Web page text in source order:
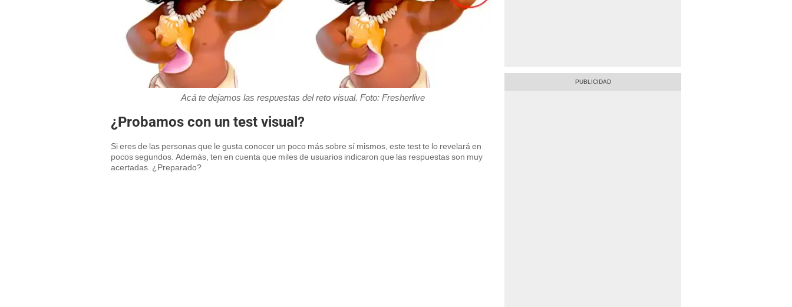
Acá te dejamos las respuestas del reto visual. Foto: Fresherlive
¿Probamos con un test visual?
Si eres de las personas que le gusta conocer un poco más sobre sí mismos, este test te lo revelará en
pocos segundos. Además, ten en cuenta que miles de usuarios indicaron que las respuestas son muy
acertadas. ¿Preparado?